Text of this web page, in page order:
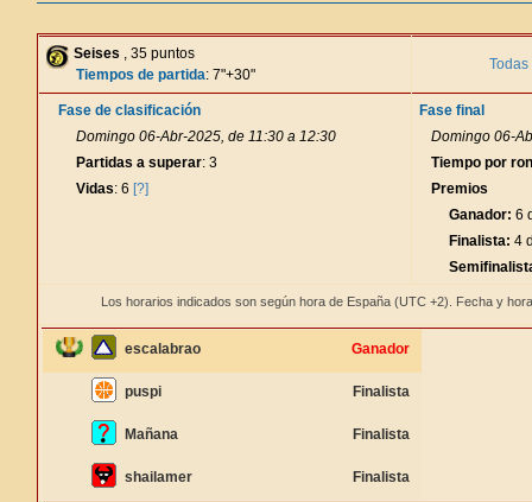
Seises , 35 puntos
Tiempos de partida: 7"+30"
Fase de clasificación
Domingo 06-Abr-2025, de 11:30 a 12:30
Partidas a superar: 3
Vidas: 6 [?]
Fase final
Domingo 06-
Tiempo por
Premios
Ganador: 6
Finalista: 4
Los horarios indicados son según hora de España (UTC +2). Fecha y
escalabrao Ganador
puspi Finalista
Mañana Finalista
shailamer Finalista